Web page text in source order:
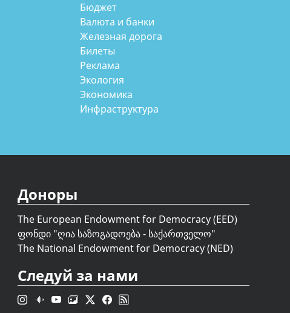
Бюджет
Валюта и банки
Железная дорога
Билеты
Реклама
Экология
Экономика
Инфраструктура
Доноры
The European Endowment for Democracy (EED)
ფონდი "ღია საზოგადოება - საქართველო"
The National Endowment for Democracy (NED)
Следуй за нами